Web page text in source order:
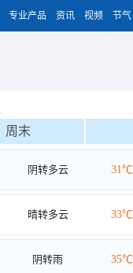
专业产品 资讯 视频 节气
周末
阴转多云 31℃
晴转多云 33℃
阴转雨 35℃